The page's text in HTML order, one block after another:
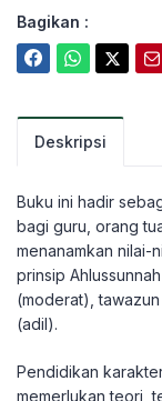
Bagikan :
Deskripsi
Buku ini hadir
bagi guru, orang
menanamkan nilai-
prinsip
(moderat),
(adil).
Pendidikan
memerlukan teori,